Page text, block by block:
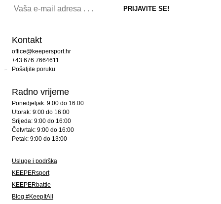
Kontakt
office@keepersport.hr
+43 676 7664611
Pošaljite poruku
Radno vrijeme
Ponedjeljak: 9:00 do 16:00
Utorak: 9:00 do 16:00
Srijeda: 9:00 do 16:00
Četvrtak: 9:00 do 16:00
Petak: 9:00 do 13:00
Usluge i podrška
KEEPERsport
KEEPERbattle
Blog #KeepItAll